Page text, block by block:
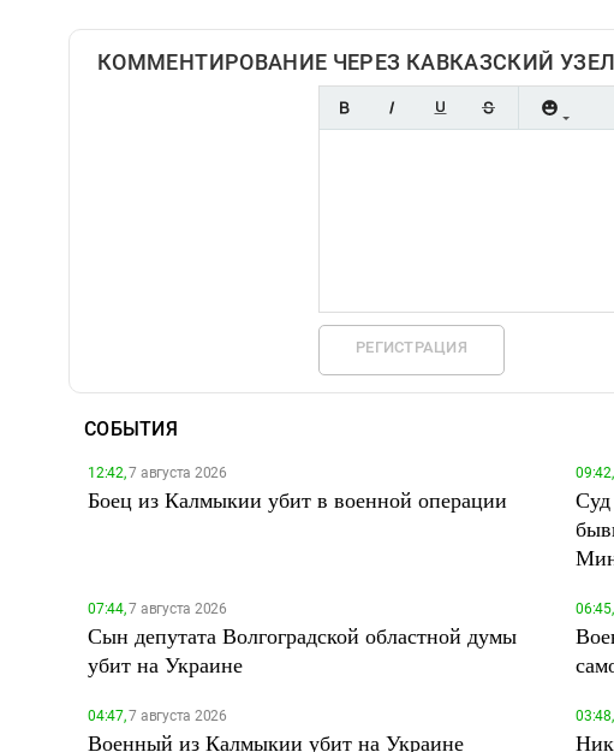
КОММЕНТИРОВАНИЕ ЧЕРЕЗ КАВКАЗСКИЙ УЗЕЛ
РЕГИСТРАЦИЯ
СОБЫТИЯ
12:42,7 августа 2026
Боец из Калмыкии убит в военной операции
09:42,
Суд
07:44,7 августа 2026
Сын депутата Волгоградской областной думы
убит на Украине
06:45,
04:47,7 августа 2026
Военный из Калмыкии убит на Украине
03:48,